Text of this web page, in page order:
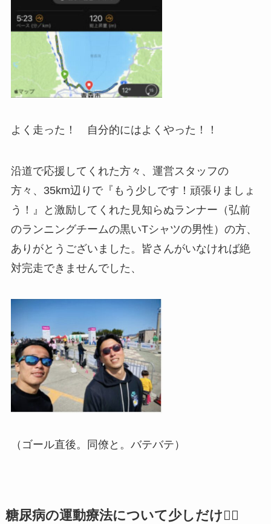
よく走った！ 自分的にはよくやった！！
沿道で応援してくれた方々、運営スタッフの
方々、35km辺りで『もう少しです！頑張りましょ
う！』と激励してくれた見知らぬランナー（弘前
のランニングチームの黒いTシャツの男性）の方、
ありがとうございました。皆さんがいなければ絶
対完走できませんでした、
（ゴール直後。同僚と。バテバテ）
糖尿病の運動療法について少しだけ🏃‍♂️